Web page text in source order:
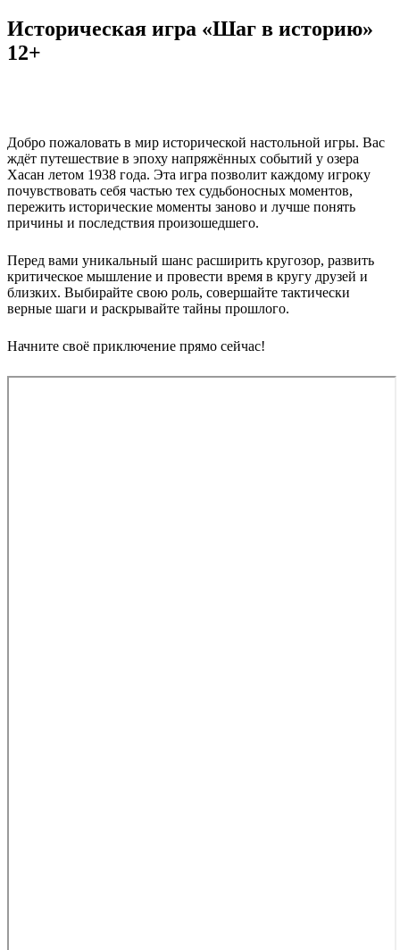
Историческая игра «Шаг в историю»
12+
Добро пожаловать в мир исторической настольной игры. Вас
ждёт путешествие в эпоху напряжённых событий у озера
Хасан летом 1938 года. Эта игра позволит каждому игроку
почувствовать себя частью тех судьбоносных моментов,
пережить исторические моменты заново и лучше понять
причины и последствия произошедшего.
Перед вами уникальный шанс расширить кругозор, развить
критическое мышление и провести время в кругу друзей и
близких. Выбирайте свою роль, совершайте тактически
верные шаги и раскрывайте тайны прошлого.
Начните своё приключение прямо сейчас!